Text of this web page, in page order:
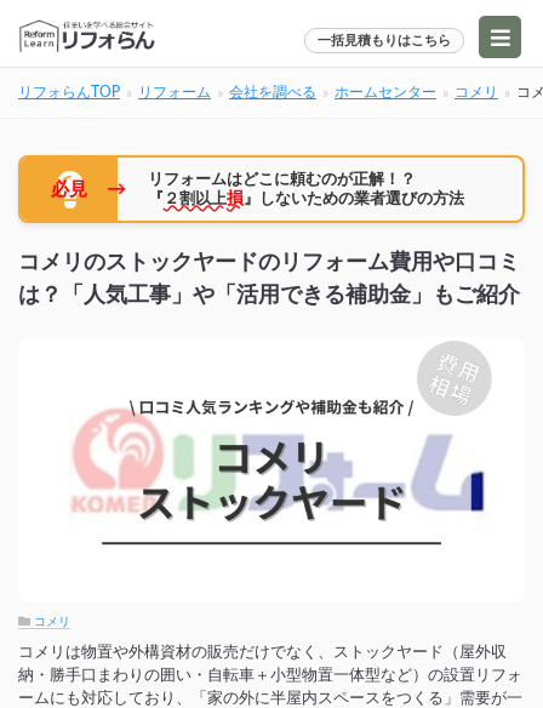
一括見積もりはこちら
リフォらんTOP リフォーム 会社を調べる ホームセンター コメリ コ
必見 →
リフォームはどこに頼むのが正解！？
『 ２割以上損』しないための業者選びの方法
コメリのストックヤードのリフォーム費用や口コミ
は？「人気工事」や「活用できる補助金」もご紹介
コメリ
コメリは物置や外構資材の販売だけでなく、ストックヤード（屋外収
納・勝手口まわりの囲い・自転車＋小型物置一体型など）の設置リフォ
ームにも対応しており、「家の外に半屋内スペースをつくる」需要が一